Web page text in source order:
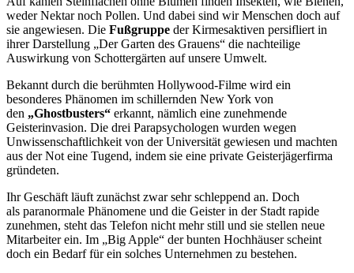
weder Nektar noch Pollen. Und dabei sind wir Menschen doch auf
sie angewiesen. Die Fußgruppe der Kirmesaktiven persifliert in
ihrer Darstellung „Der Garten des Grauens“ die nachteilige
Auswirkung von Schottergärten auf unsere Umwelt.
Bekannt durch die berühmten Hollywood-Filme wird ein
besonderes Phänomen im schillernden New York von
den „Ghostbusters“ erkannt, nämlich eine zunehmende
Geisterinvasion. Die drei Parapsychologen wurden wegen
Unwissenschaftlichkeit von der Universität gewiesen und machten
aus der Not eine Tugend, indem sie eine private Geisterjägerfirma
gründeten.
Ihr Geschäft läuft zunächst zwar sehr schleppend an. Doch
als paranormale Phänomene und die Geister in der Stadt rapide
zunehmen, steht das Telefon nicht mehr still und sie stellen neue
Mitarbeiter ein. Im „Big Apple“ der bunten Hochhäuser scheint
doch ein Bedarf für ein solches Unternehmen zu bestehen.